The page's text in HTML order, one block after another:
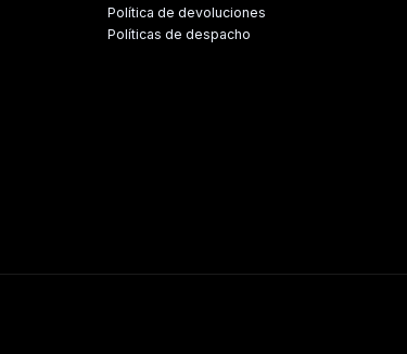
Política de devoluciones
Políticas de despacho